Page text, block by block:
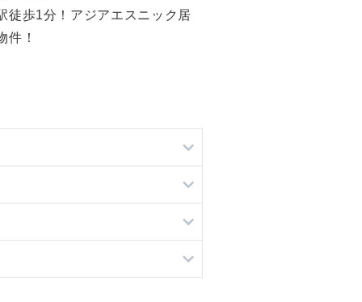
徒歩1分！アジアエスニック居
件！